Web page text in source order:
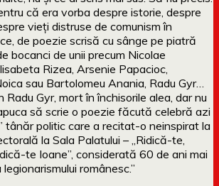
că era vorba despre istorie, despre
vieți distruse de comunism în
de poezie scrisă cu sânge pe piatră
bocanci de unii precum Nicolae
Rizea, Arsenie Papacioc,
sau Bartolomeu Anania, Radu Gyr…
Radu Gyr, mort în închisorile alea, dar nu
să scrie o poezie făcută celebră azi
tânăr politic care a recitat-o neinspirat la
la Sala Palatului – „Ridică-te,
te Ioane”, considerată 60 de ani mai
românesc.”